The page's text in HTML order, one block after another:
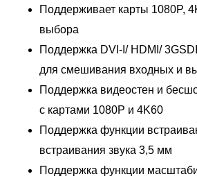
Поддерживает карты 1080P,
выбора
Поддержка DVI-I/ HDMI/
для смешивания входных и
Поддержка видеостен и
с картами 1080P и 4K60
Поддержка функции
встраивания звука 3,5 мм
Поддержка функции